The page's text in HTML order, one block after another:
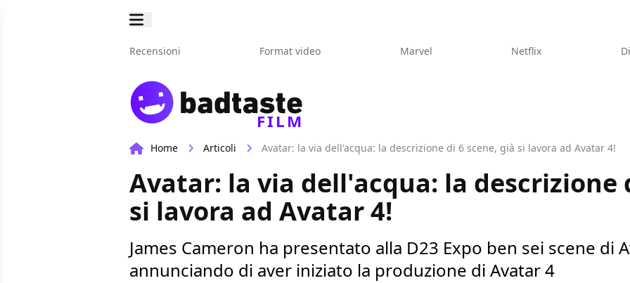
Recensioni Format video Marvel Netflix
FILM
Home Articoli Avatar: la via dell'acqua: la descrizione di 6 scene, già si lavora ad Avatar 4!
Avatar: la via dell'acqua: la descrizione
si lavora ad Avatar 4!
James Cameron ha presentato alla D23 Expo ben sei scene di
annunciando di aver iniziato la produzione di Avatar 4